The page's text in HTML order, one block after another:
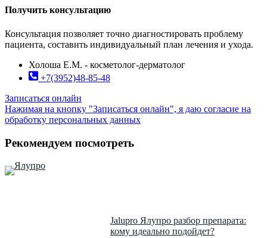
Получить консультацию
Консультация позволяет точно диагностировать проблему
пациента, составить индивидуальный план лечения и ухода.
Холоша Е.М. - косметолог-дерматолог
+7(3952)48-85-48
Записаться онлайн
Нажимая на кнопку "Записаться онлайн", я даю согласие на
обработку персональных данных
Рекомендуем посмотреть
Jalupro Ялупро разбор препарата:
кому идеально подойдет?